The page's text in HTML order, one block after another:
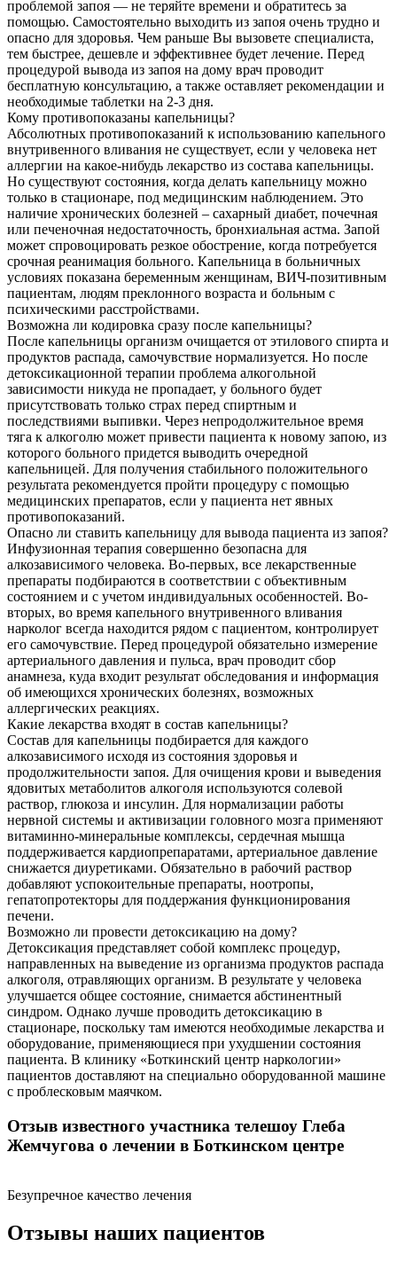
проблемой запоя — не теряйте времени и обратитесь за
помощью. Самостоятельно выходить из запоя очень трудно и
опасно для здоровья. Чем раньше Вы вызовете специалиста,
тем быстрее, дешевле и эффективнее будет лечение. Перед
процедурой вывода из запоя на дому врач проводит
бесплатную консультацию, а также оставляет рекомендации и
необходимые таблетки на 2-3 дня.
Кому противопоказаны капельницы?
Абсолютных противопоказаний к использованию капельного
внутривенного вливания не существует, если у человека нет
аллергии на какое-нибудь лекарство из состава капельницы.
Но существуют состояния, когда делать капельницу можно
только в стационаре, под медицинским наблюдением. Это
наличие хронических болезней – сахарный диабет, почечная
или печеночная недостаточность, бронхиальная астма. Запой
может спровоцировать резкое обострение, когда потребуется
срочная реанимация больного. Капельница в больничных
условиях показана беременным женщинам, ВИЧ-позитивным
пациентам, людям преклонного возраста и больным с
психическими расстройствами.
Возможна ли кодировка сразу после капельницы?
После капельницы организм очищается от этилового спирта и
продуктов распада, самочувствие нормализуется. Но после
детоксикационной терапии проблема алкогольной
зависимости никуда не пропадает, у больного будет
присутствовать только страх перед спиртным и
последствиями выпивки. Через непродолжительное время
тяга к алкоголю может привести пациента к новому запою, из
которого больного придется выводить очередной
капельницей. Для получения стабильного положительного
результата рекомендуется пройти процедуру с помощью
медицинских препаратов, если у пациента нет явных
противопоказаний.
Опасно ли ставить капельницу для вывода пациента из запоя?
Инфузионная терапия совершенно безопасна для
алкозависимого человека. Во-первых, все лекарственные
препараты подбираются в соответствии с объективным
состоянием и с учетом индивидуальных особенностей. Во-
вторых, во время капельного внутривенного вливания
нарколог всегда находится рядом с пациентом, контролирует
его самочувствие. Перед процедурой обязательно измерение
артериального давления и пульса, врач проводит сбор
анамнеза, куда входит результат обследования и информация
об имеющихся хронических болезнях, возможных
аллергических реакциях.
Какие лекарства входят в состав капельницы?
Состав для капельницы подбирается для каждого
алкозависимого исходя из состояния здоровья и
продолжительности запоя. Для очищения крови и выведения
ядовитых метаболитов алкоголя используются солевой
раствор, глюкоза и инсулин. Для нормализации работы
нервной системы и активизации головного мозга применяют
витаминно-минеральные комплексы, сердечная мышца
поддерживается кардиопрепаратами, артериальное давление
снижается диуретиками. Обязательно в рабочий раствор
добавляют успокоительные препараты, ноотропы,
гепатопротекторы для поддержания функционирования
печени.
Возможно ли провести детоксикацию на дому?
Детоксикация представляет собой комплекс процедур,
направленных на выведение из организма продуктов распада
алкоголя, отравляющих организм. В результате у человека
улучшается общее состояние, снимается абстинентный
синдром. Однако лучше проводить детоксикацию в
стационаре, поскольку там имеются необходимые лекарства и
оборудование, применяющиеся при ухудшении состояния
пациента. В клинику «Боткинский центр наркологии»
пациентов доставляют на специально оборудованной машине
с проблесковым маячком.
Отзыв известного участника телешоу Глеба
Жемчугова о лечении в Боткинском центре
Безупречное качество лечения
Отзывы наших пациентов